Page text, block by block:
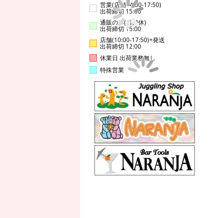
営業(店舗14:00-17:50)
出荷締切 15:00
通販のみ(店舗休)
出荷締切 15:00
店舗(10:00-17:50)+発送
出荷締切 12:00
休業日 出荷業務無し
特殊営業